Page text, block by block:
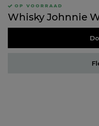
OP VOORRAAD
Whisky Johnnie